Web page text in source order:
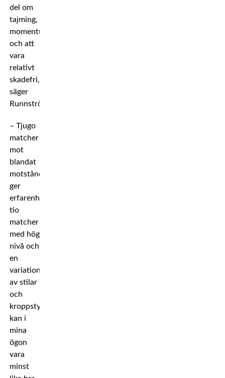
del om
tajming,
momentum
och att
vara
relativt
skadefri,
säger
Runnström.
– Tjugo
matcher
mot
blandat
motstånd
ger
erfarenhet,
tio
matcher
med hög
nivå och
en
variation
av stilar
och
kroppstyper
kan i
mina
ögon
vara
minst